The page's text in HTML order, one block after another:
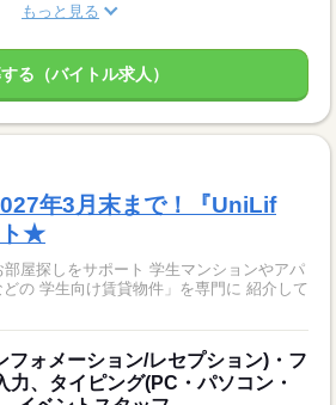
もっと見る
る（バイトル求人）
年3月末まで！『UniLif
ト★
屋探しをサポート 学生マンションやアパ
の 学生向け賃貸物件」を専門に 紹介して
フォメーション/レセプション)・フ
力、タイピング(PC・パソコン・